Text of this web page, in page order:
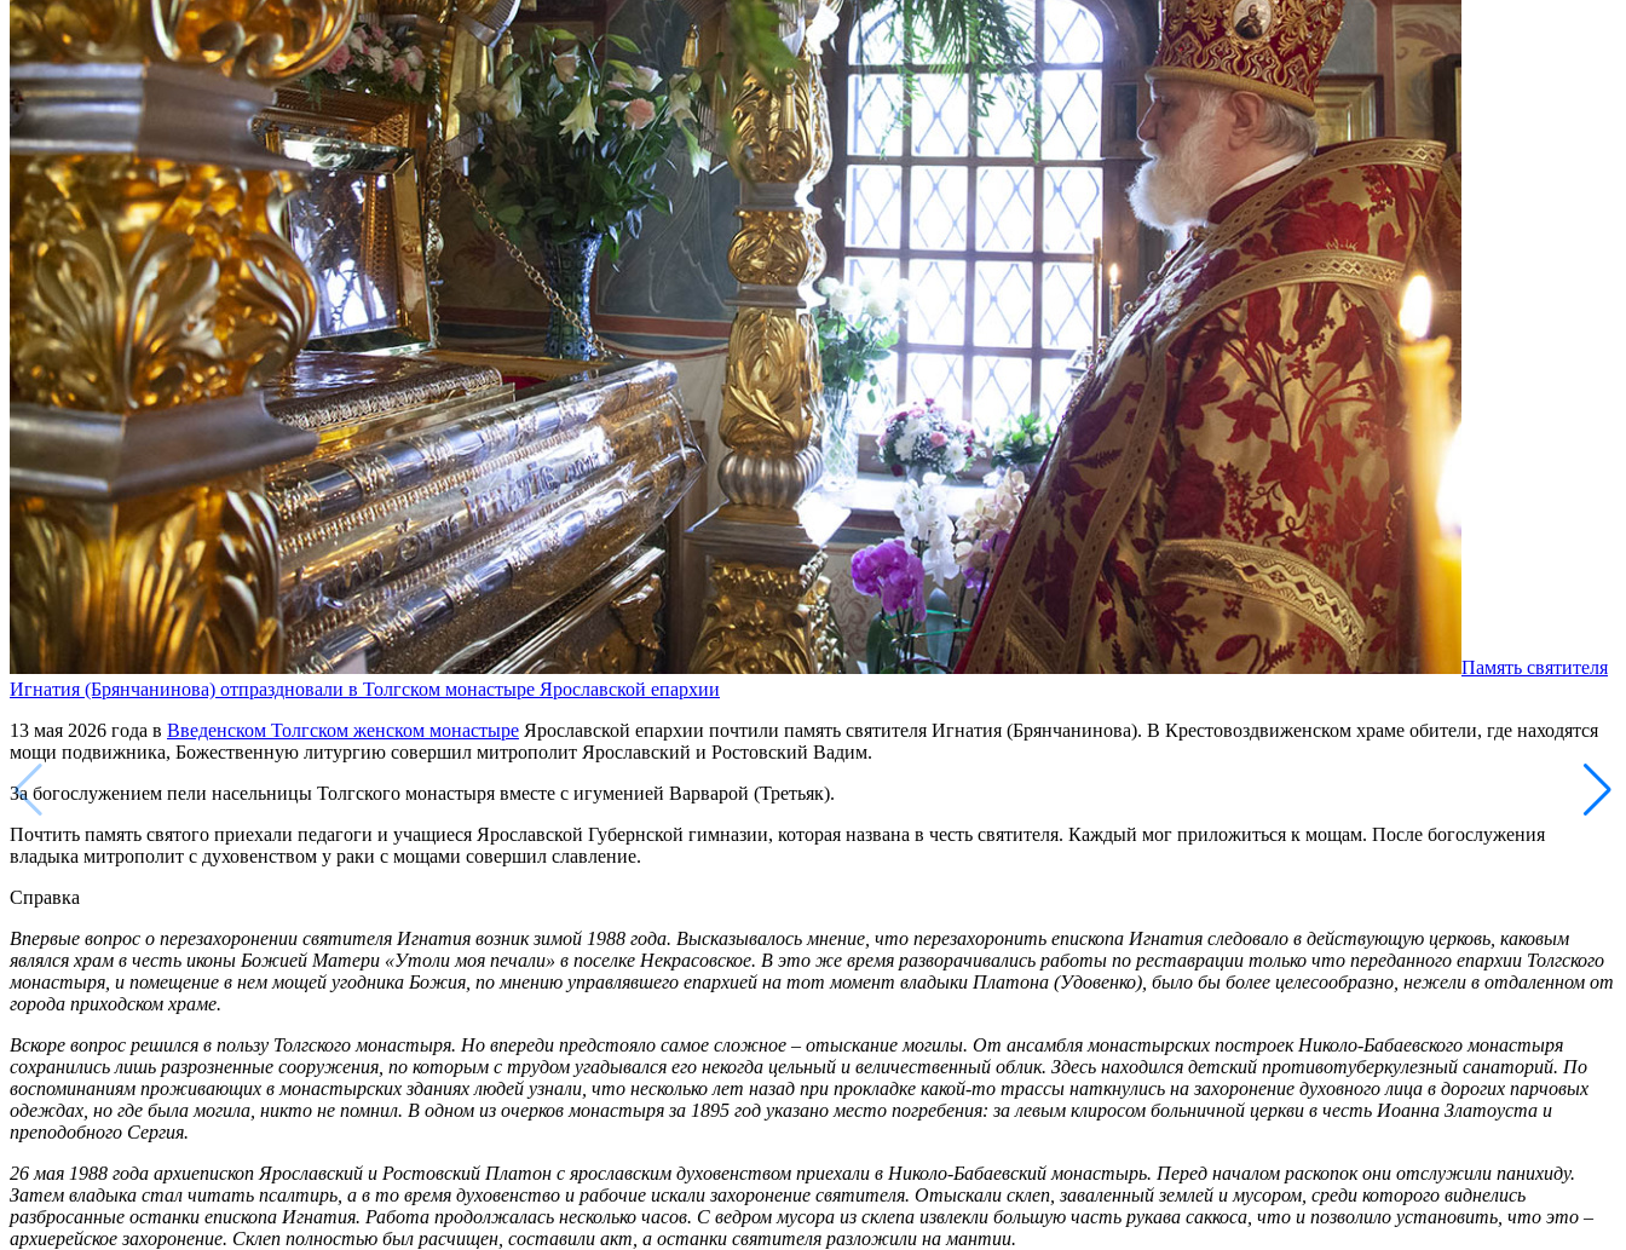
Память святителя
Игнатия (Брянчанинова) отпраздновали в Толгском монастыре Ярославской епархии
13 мая 2026 года в Введенском Толгском женском монастыре Ярославской епархии почтили память святителя Игнатия (Брянчанинова). В Крестовоздвиженском храме обители, где находятся
мощи подвижника, Божественную литургию совершил митрополит Ярославский и Ростовский Вадим.
За богослужением пели насельницы Толгского монастыря вместе с игуменией Варварой (Третьяк).
Почтить память святого приехали педагоги и учащиеся Ярославской Губернской гимназии, которая названа в честь святителя. Каждый мог приложиться к мощам. После богослужения
владыка митрополит с духовенством у раки с мощами совершил славление.
Справка
Впервые вопрос о перезахоронении святителя Игнатия возник зимой 1988 года. Высказывалось мнение, что перезахоронить епископа Игнатия следовало в действующую церковь, каковым
являлся храм в честь иконы Божией Матери «Утоли моя печали» в поселке Некрасовское. В это же время разворачивались работы по реставрации только что переданного епархии Толгского
монастыря, и помещение в нем мощей угодника Божия, по мнению управлявшего епархией на тот момент владыки Платона (Удовенко), было бы более целесообразно, нежели в отдаленном от
города приходском храме.
Вскоре вопрос решился в пользу Толгского монастыря. Но впереди предстояло самое сложное – отыскание могилы. От ансамбля монастырских построек Николо-Бабаевского монастыря
сохранились лишь разрозненные сооружения, по которым с трудом угадывался его некогда цельный и величественный облик. Здесь находился детский противотуберкулезный санаторий. По
воспоминаниям проживающих в монастырских зданиях людей узнали, что несколько лет назад при прокладке какой-то трассы наткнулись на захоронение духовного лица в дорогих парчовых
одеждах, но где была могила, никто не помнил. В одном из очерков монастыря за 1895 год указано место погребения: за левым клиросом больничной церкви в честь Иоанна Златоуста и
преподобного Сергия.
26 мая 1988 года архиепископ Ярославский и Ростовский Платон с ярославским духовенством приехали в Николо-Бабаевский монастырь. Перед началом раскопок они отслужили панихиду.
Затем владыка стал читать псалтирь, а в то время духовенство и рабочие искали захоронение святителя. Отыскали склеп, заваленный землей и мусором, среди которого виднелись
разбросанные останки епископа Игнатия. Работа продолжалась несколько часов. С ведром мусора из склепа извлекли большую часть рукава саккоса, что и позволило установить, что это –
архиерейское захоронение. Склеп полностью был расчищен, составили акт, а останки святителя разложили на мантии.